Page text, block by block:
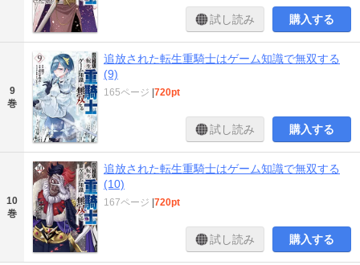
試し読み 購入する
9
巻
追放された転生重騎士はゲーム知識で無双する
(9)
165ページ |720pt
試し読み 購入する
10
巻
追放された転生重騎士はゲーム知識で無双する
(10)
167ページ |720pt
試し読み 購入する